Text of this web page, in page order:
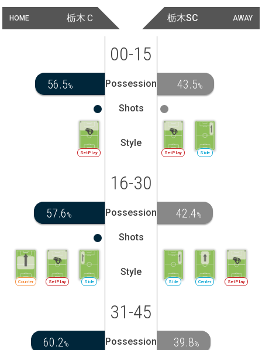
HOME 栃木Ｃ AWAY
栃木SC
00-15
56.5% Possession 43.5%
Shots
SetPlay
Style
SetPlay Side
16-30
57.6 % Possession 42.4%
Shots
Side
SetPlay
Counter
Style
Side Center SetPlay
31-45
60.2% Possession 39.8%